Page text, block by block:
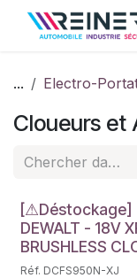
Se rendre au
... Electro-
Cloueurs et
Déstockage
[⚠Déstockage]
DEWALT - 18V
BRUSHLESS
Réf. DCFS950N-XJ